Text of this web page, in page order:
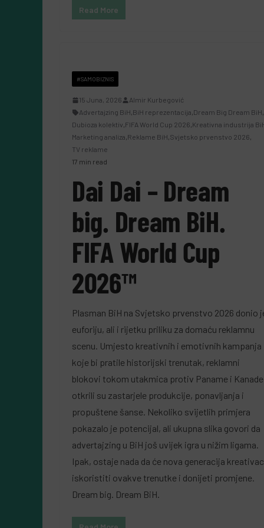
Read More
#SAMOBIZNIS
15 Juna, 2026
Almir Kurbegović
Advertajzing BiH,BiH reprezentacija,Dream Big Dream BiH,
Dubioza kolektiv,FIFA World Cup 2026,Kreativna industrija
Marketing analiza,Reklame BiH,Svjetsko prvenstvo 2026,
TV reklame
17 min read
Dai Dai – Dream
big. Dream BiH.
FIFA World Cup
2026™
Plasman BiH na Svjetsko prvenstvo 2026 donio
euforiju, ali i rijetku priliku za domaću reklamnu
scenu. Umjesto kreativnih i emotivnih kampanja
koje bi pratile historijski trenutak, reklamni
blokovi tokom utakmica protiv Paname i Kanade
otkrili su zastarjele produkcije, ponavljanja i
propuštene šanse. Nekoliko svijetlih primjera
pokazalo je potencijal, ali ukupna slika govori da
advertajzing u BiH još uvijek igra u nižim ligama.
Ipak, ostaje nada da će nova generacija
iskoristiti ovakve trenutke i donijeti promjene.
Dream big. Dream BiH.